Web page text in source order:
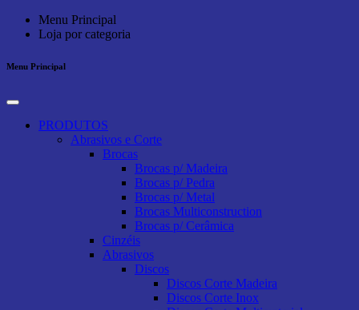
Menu Principal
Loja por categoria
Menu Principal
PRODUTOS
Abrasivos e Corte
Brocas
Brocas p/ Madeira
Brocas p/ Pedra
Brocas p/ Metal
Brocas Multiconstruction
Brocas p/ Cerâmica
Cinzéis
Abrasivos
Discos
Discos Corte Madeira
Discos Corte Inox